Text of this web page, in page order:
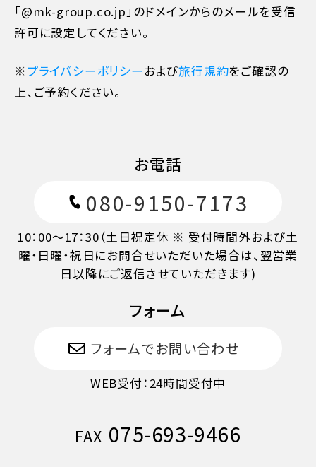
旅行開始日の前日 40%
旅行開始日の当日 50%
「@mk-group.co.jp」のドメインからのメールを受信
許可に設定してください。
※プライバシーポリシーおよび旅行規約をご確認の
上、ご予約ください。
お電話
080-9150-7173
10：00～17：30（土日祝定休 ※ 受付時間外および土
曜・日曜・祝日にお問合せいただいた場合は、翌営業
日以降にご返信させていただきます)
フォーム
フォームでお問い合わせ
WEB受付：24時間受付中
FAX 075-693-9466